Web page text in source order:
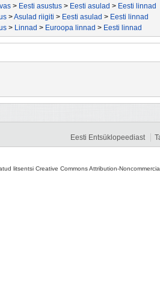
> Eesti asustus > Eesti asulad > Eesti linnad
>Asulad riigiti > Eesti asulad > Eesti linnad
> Linnad > Euroopa linnad > Eesti linnad
Eesti Entsüklopeediast
litsentsi Creative Commons Attribution-